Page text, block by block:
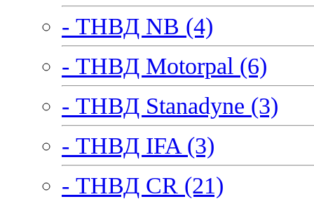
- ТНВД NB (4)
- ТНВД Motorpal (6)
- ТНВД Stanadyne (3)
- ТНВД IFA (3)
- ТНВД CR (21)